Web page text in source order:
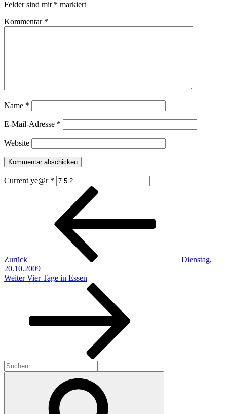
Felder sind mit * markiert
Kommentar *
Name *
E-Mail-Adresse *
Website
Current ye@r *
Beitragsnavigation
Zurück
Dienstag,
20.10.2009
Nächster
Weiter Vier Tage in Essen
Suchen
nach: